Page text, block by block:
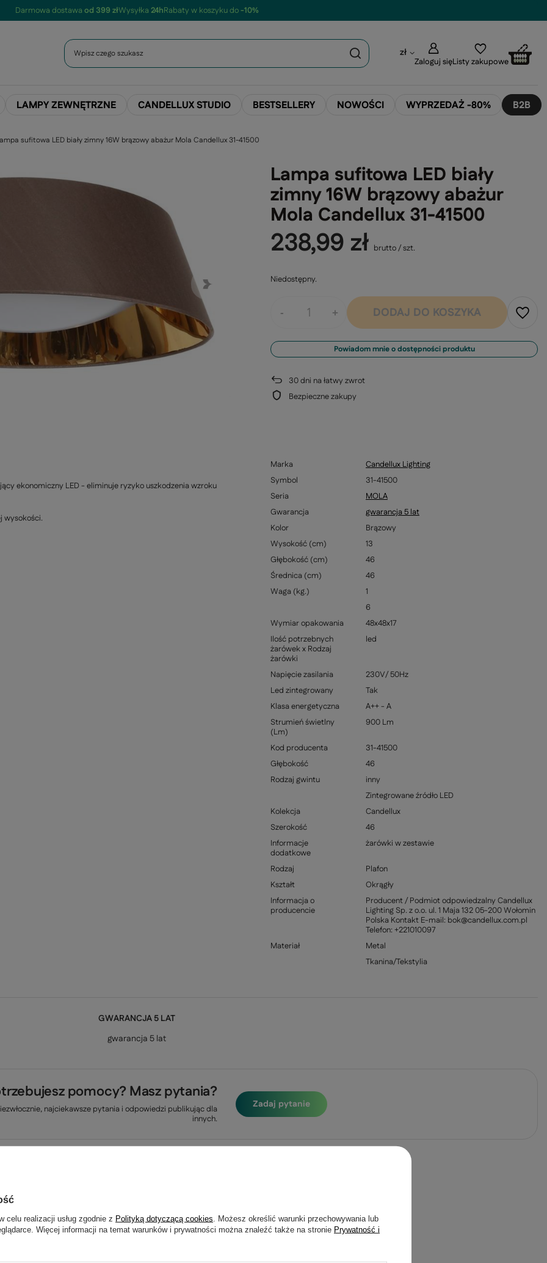
Darmowa dostawa od 399 złWysyłka 24hRabaty w koszyku do-10%
zł
Zaloguj sięListy zakupowe
LAMPY ZEWNĘTRZNE CANDELLUX STUDIO BESTSELLERY NOWOŚCI WYPRZEDAŻ -80% B2B
sufitowa LED biały zimny 16W brązowy abażur Mola Candellux 31-41500
Lampa sufitowa LED biały
zimny 16W brązowy abażur
Mola Candellux 31-41500
Niedostępny
238,99 zł brutto/szt.
- + DODAJ DO KOSZYKA
Powiadom mnie o dostępności produktu
30dni na łatwy zwrot
Bezpieczne zakupy
ekonomiczny LED - eliminuje ryzyko uszkodzenia wzroku
wysokości.
Marka
Candellux Lighting
Symbol
31-41500
Seria
MOLA
Gwarancja
gwarancja 5 lat
Kolor
Brązowy
Wysokość (cm)
13
Głębokość (cm)
46
Średnica (cm)
46
Waga (kg.)
1
6
Wymiar opakowania
48x48x17
Ilość potrzebnych
żarówek x Rodzaj
żarówki
led
Napięcie zasilania
230V/ 50Hz
Led zintegrowany
Tak
Klasa energetyczna
A++ - A
Strumień świetlny
(Lm)
900 Lm
Kod producenta
31-41500
Głębokość
46
Rodzaj gwintu
inny
Zintegrowane źródło LED
Kolekcja
Candellux
Szerokość
46
Informacje
dodatkowe
żarówki w zestawie
Rodzaj
Plafon
Kształt
Okrągły
Informacja o
producencie
Producent / Podmiot odpowiedzalny Candellux
Lighting Sp. z o.o. ul. 1 Maja 132 05-200 Wołomin
Polska Kontakt E-mail: bok@candellux.com.pl
Telefon: +221010097
Materiał
Metal
Tkanina/Tekstylia
GWARANCJA 5 LAT
gwarancja 5 lat
pomocy? Masz pytania?
najciekawsze pytania i odpowiedzi publikując dla
innych.
Zadaj pytanie
5/5
celu realizacji usług zgodnie z Polityką dotyczącą cookies . Możesz określić warunki przechowywania lub
Więcej informacji na temat warunków i prywatności można znaleźć także na stronie Prywatność i